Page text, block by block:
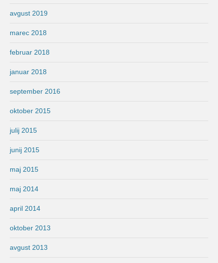
avgust 2019
marec 2018
februar 2018
januar 2018
september 2016
oktober 2015
julij 2015
junij 2015
maj 2015
maj 2014
april 2014
oktober 2013
avgust 2013